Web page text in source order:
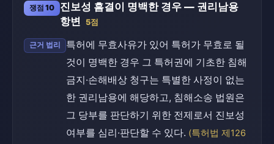
쟁점 10
진보성 흠결이 명백한 경우 — 권리남용
항변
5점
근거 법리
특허에 무효사유가 있어 특허가 무효로 될
것이 명백한 경우 그 특허권에 기초한 침해
금지·손해배상 청구는 특별한 사정이 없는
한 권리남용에 해당하고, 침해소송 법원은
그 당부를 판단하기 위한 전제로서 진보성
여부를 심리·판단할 수 있다. (특허법 제126